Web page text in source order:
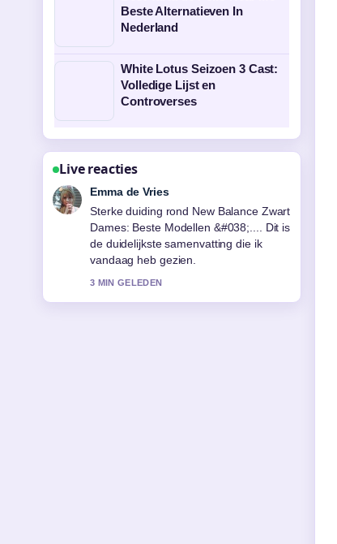
Beste Alternatieven In
Nederland
White Lotus Seizoen 3 Cast:
Volledige Lijst en
Controverses
Live reacties
Noah Jansen
Volg Tv-programma&#8217;s met
Malcolm-Jamal Warner: compleet
overzicht nauwlettend – waardeer de
rustige en evenwichtige toon.
5 MIN GELEDEN